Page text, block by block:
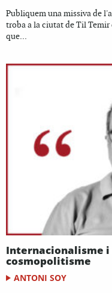
Publiquem una missiva de
troba a la ciutat de Til
que...
Internacionalisme i
cosmopolitisme
ANTONI SOY